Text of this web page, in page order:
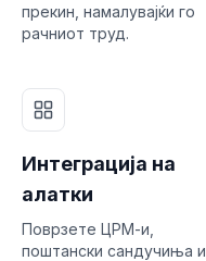
прекин, намалувајќи го
рачниот труд.
Интеграција на
алатки
Поврзете ЦРМ-и,
поштански сандучиња и